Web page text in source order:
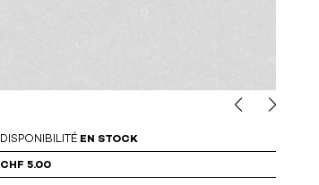
DISPONIBILITÉ EN STOCK
CHF 5.00